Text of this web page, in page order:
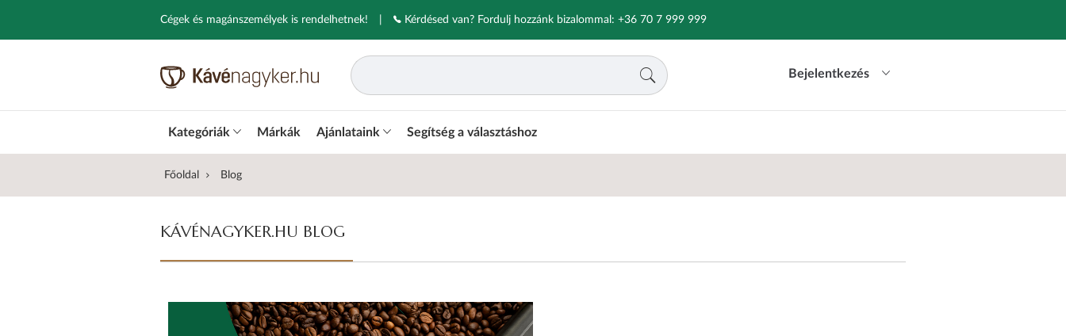
Cégek és magánszemélyek is rendelhetnek! Kérdésed van? Fordulj hozzánk bizalommal: +36 70 7 999 999
Bejelentkezés
Kategóriák Márkák Ajánlataink Segítség a választáshoz
Főoldal Blog
KÁVÉNAGYKER.HU BLOG